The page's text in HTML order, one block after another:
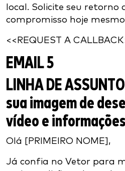
local. Solicite seu retorno
compromisso hoje
<<REQUEST A
EMAIL 5
LINHA DE
sua imagem de
vídeo e
Olá [PRIMEIRO NOME],
Já confia no Vetor para